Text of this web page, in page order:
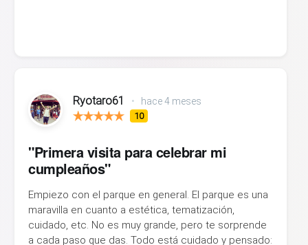
Ryotaro61 • hace 4 meses
10
"Primera visita para celebrar mi
cumpleaños"
Empiezo con el parque en general. El parque es una
maravilla en cuanto a estética, tematización,
cuidado, etc. No es muy grande, pero te sorprende
a cada paso que das. Todo está cuidado y pensado: